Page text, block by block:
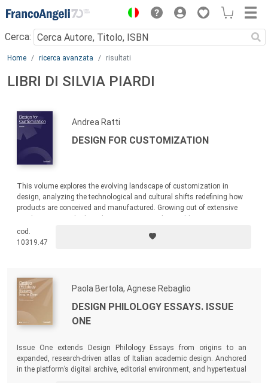
Menu
Cerca:
Main content
Home ricerca avanzata risultati
LIBRI DI SILVIA PIARDI
Andrea Ratti
DESIGN FOR CUSTOMIZATION
This volume explores the evolving landscape of customization in
design, analyzing the technological and cultural shifts redefining how
products are conceived and manufactured. Growing out of extensive
Manufacturing, Computational Design, and Generative AI are enabling a
transition from rigid mass production to a flexible model capable of
cod.
10319.47
Paola Bertola, Agnese Rebaglio
DESIGN PHILOLOGY ESSAYS. ISSUE
ONE
Issue One extends Design Philology Essays from origins to an
expanded, research-driven atlas of Italian academic design. Anchored
in the platform’s digital archive, editorial environment, and hypertextual